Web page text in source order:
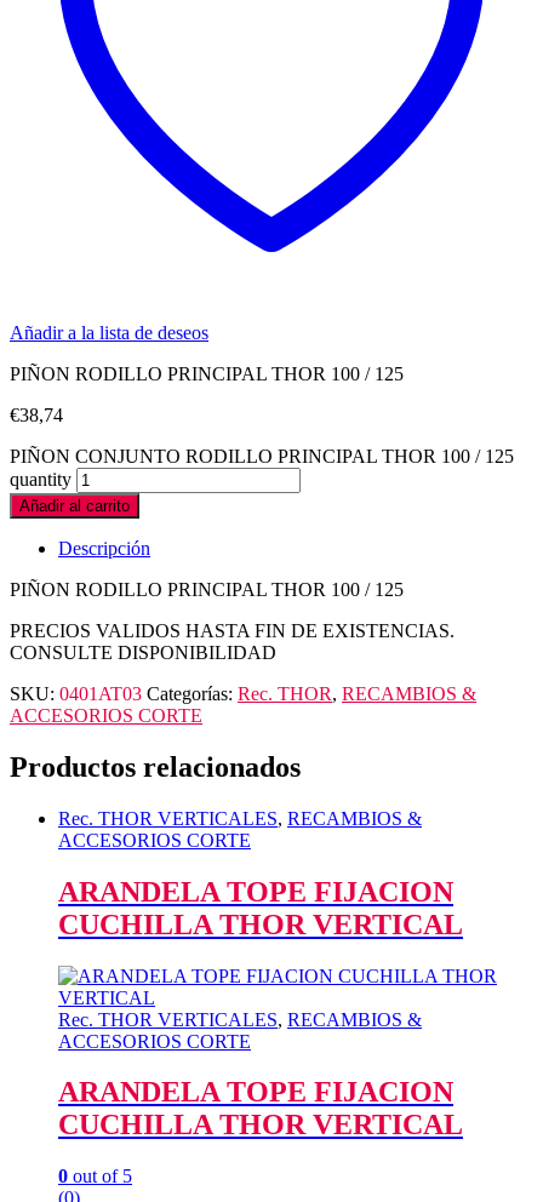
Añadir a la lista de deseos
PIÑON RODILLO PRINCIPAL THOR 100 / 125
€38,74
PIÑON CONJUNTO RODILLO PRINCIPAL THOR 100 / 125
quantity
Añadir al carrito
Descripción
PIÑON RODILLO PRINCIPAL THOR 100 / 125
PRECIOS VALIDOS HASTA FIN DE EXISTENCIAS.
CONSULTE DISPONIBILIDAD
SKU: 0401AT03 Categorías: Rec. THOR, RECAMBIOS &
ACCESORIOS CORTE
Productos relacionados
Rec. THOR VERTICALES, RECAMBIOS &
ACCESORIOS CORTE
ARANDELA TOPE FIJACION
CUCHILLA THOR VERTICAL
Rec. THOR VERTICALES, RECAMBIOS &
ACCESORIOS CORTE
ARANDELA TOPE FIJACION
CUCHILLA THOR VERTICAL
0 out of 5